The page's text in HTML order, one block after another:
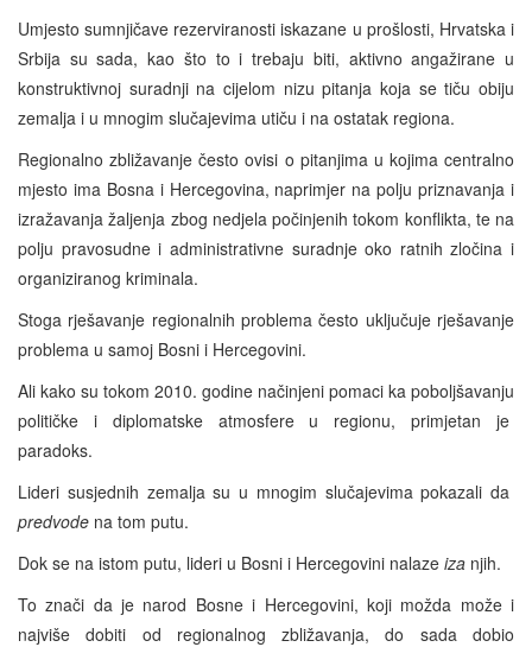
Umjesto sumnjičave rezerviranosti iskazane u prošlosti, Hrvatska i
Srbija su sada, kao što to i trebaju biti, aktivno angažirane u
konstruktivnoj suradnji na cijelom nizu pitanja koja se tiču obiju
zemalja i u mnogim slučajevima utiču i na ostatak regiona.
Regionalno zbližavanje često ovisi o pitanjima u kojima centralno
mjesto ima Bosna i Hercegovina, naprimjer na polju priznavanja i
izražavanja žaljenja zbog nedjela počinjenih tokom konflikta, te na
polju pravosudne i administrativne suradnje oko ratnih zločina i
organiziranog kriminala.
Stoga rješavanje regionalnih problema često uključuje rješavanje
problema u samoj Bosni i Hercegovini.
Ali kako su tokom 2010. godine načinjeni pomaci ka poboljšavanju
političke i diplomatske atmosfere u regionu, primjetan je
paradoks.
Lideri susjednih zemalja su u mnogim slučajevima pokazali da
predvode na tom putu.
Dok se na istom putu, lideri u Bosni i Hercegovini nalaze iza njih.
To znači da je narod Bosne i Hercegovini, koji možda može i
najviše dobiti od regionalnog zbližavanja, do sada dobio